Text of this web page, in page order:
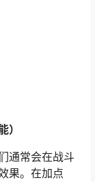
）
通常会在战斗
果。在加点